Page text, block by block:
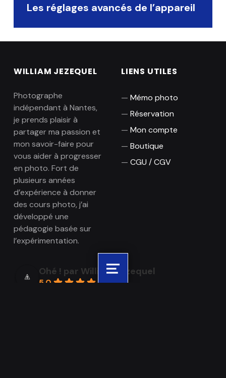
Menu
Les réglages avancés de l’appareil
WILLIAM JEZEQUEL
Photographe
indépendant à Nantes,
je prends plaisir à
partager ma passion et
mon savoir-faire pour
vous aider à progresser
en photo. Fort de
plusieurs années
d’expérience à donner
des cours photo, j’ai
développé une
pédagogie basée sur
l’expérimentation.
LIENS UTILES
Mémo photo
Réservation
Mon compte
Boutique
CGU / CGV
Ohé ! par William Jezequel
5.0